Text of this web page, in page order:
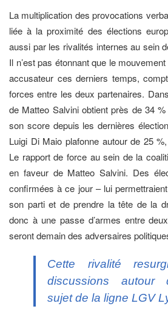
La multiplication des provocations
liée à la proximité des élections
aussi par les rivalités internes au sein
Il n’est pas étonnant que le
accusateur ces derniers temps,
forces entre les deux partenaires.
de Matteo Salvini obtient près de 34
son score depuis les dernières
Luigi Di Maio plafonne autour de 25
Le rapport de force au sein de la
en faveur de Matteo Salvini. Des
confirmées à ce jour – lui
son parti et de prendre la tête de la
donc à une passe d’armes entre
seront demain des adversaires
Cette rivalité
discussions autour
sujet de la ligne LGV